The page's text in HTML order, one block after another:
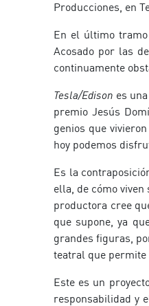
Producciones, en
En el último tramo
Acosado por las
continuamente
Tesla/Edison es
premio Jesús
genios que
hoy podemos
Es la
ella, de cómo
productora cree
que supone, ya
grandes figuras,
teatral que
Este es un
responsabilidad y